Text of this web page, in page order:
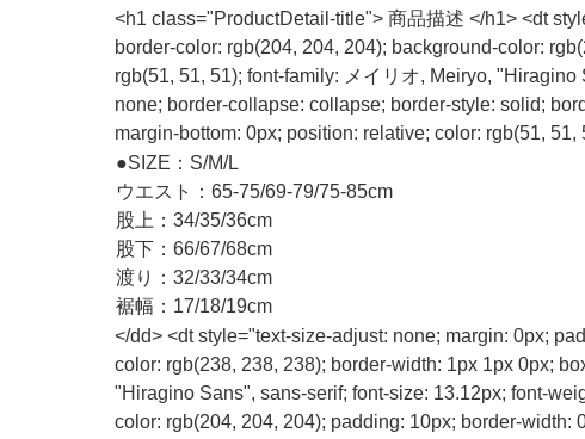
<h1 class="ProductDetail-title"> 商品描述 </h1> <dt
border-color: rgb(204, 204, 204); background-color:
rgb(51, 51, 51); font-family: メイリオ, Meiryo,
none; border-collapse: collapse; border-style: solid;
margin-bottom: 0px; position: relative; color: rgb(51,
●SIZE：S/M/L
ウエスト：65-75/69-79/75-85cm
股上：34/35/36cm
股下：66/67/68cm
渡り：32/33/34cm
裾幅：17/18/19cm
</dd> <dt style="text-size-adjust: none; margin: 0px;
color: rgb(238, 238, 238); border-width: 1px 1px 0px;
"Hiragino Sans", sans-serif; font-size: 13.12px; font-
color: rgb(204, 204, 204); padding: 10px; border-width: